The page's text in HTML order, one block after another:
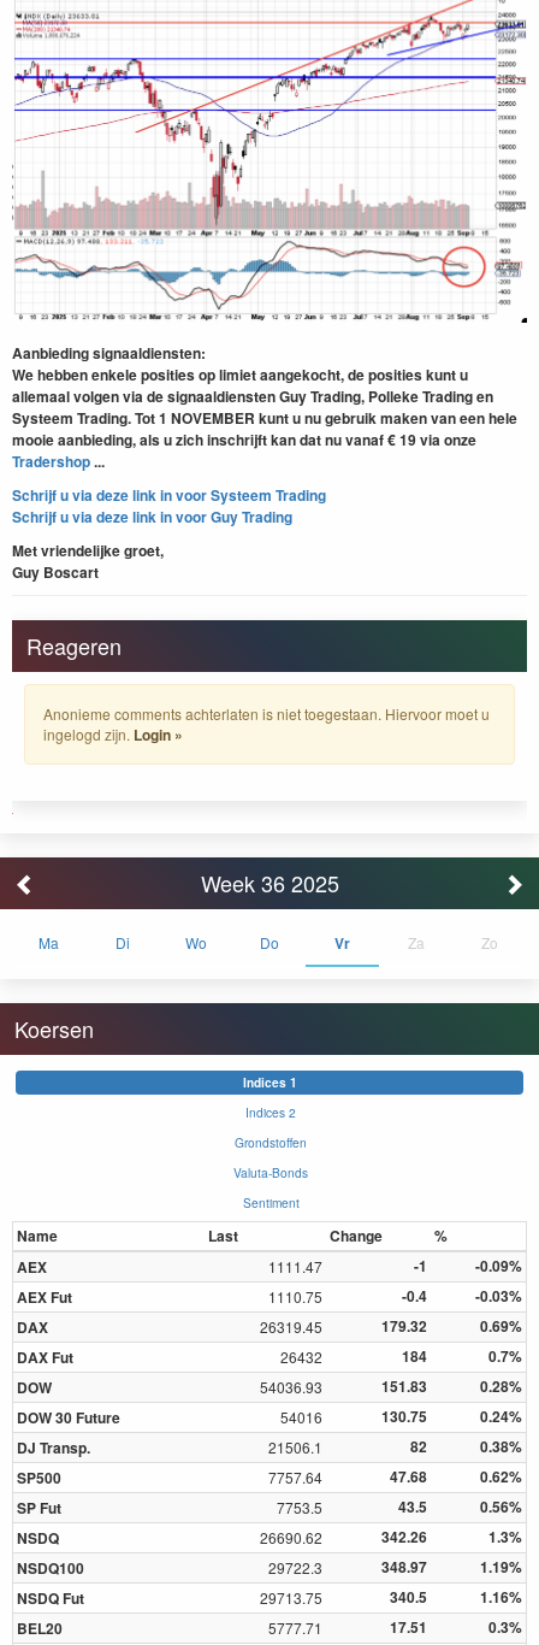
Aanbieding signaaldiensten:
Wehebben enkele posities op limiet aangekocht, de posities kunt u
allemaal volgen via de signaaldiensten Guy Trading, Polleke Trading en
Systeem Trading. Tot 1 NOVEMBER kunt u nu gebruik maken van een hele
mooie aanbieding, als u zich inschrijft kan dat nu vanaf € 19 via onze
Tradershop...
Schrijf u via deze link in voor Systeem Trading
Schrijf u via deze link in voor Guy Trading
Met vriendelijke groet,
Guy Boscart
Reageren
Anonieme comments achterlaten is niet toegestaan. Hiervoor moet u
ingelogd zijn. Login »
Week 36 2025
Ma Di Wo Do Vr Za Zo
Koersen
Indices 1
Indices 2
Grondstoffen
Valuta-Bonds
Sentiment
Name Last Change
%
AEX
1111.47 -1
-0.09%
AEX Fut
1110.75 -0.4
-0.03%
DAX
26319.45 179.32
0.69%
DAX Fut
26432 184
0.7%
DOW
54036.93 151.83
0.28%
DOW 30 Future
54016 130.75
0.24%
DJ Transp.
21506.1 82
0.38%
SP500
7757.64 47.68
0.62%
SP Fut
7753.5 43.5
0.56%
NSDQ
26690.62 342.26
1.3%
NSDQ100
29722.3 348.97
1.19%
NSDQ Fut
29713.75 340.5
1.16%
BEL20
5777.71 17.51
0.3%